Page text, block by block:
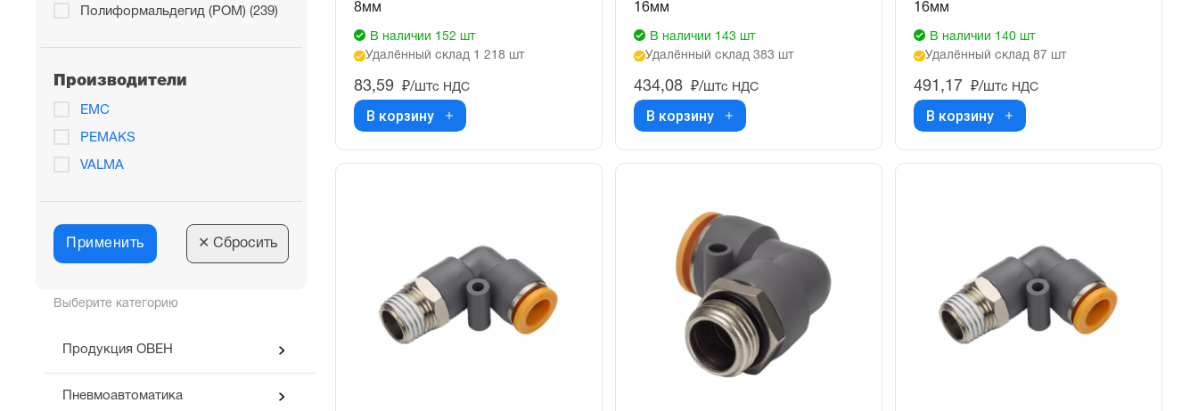
Выберите категорию
Продукция ОВЕН
Пневмоавтоматика
Полиформальдегид (POM) (239)
Производители
EMC
PEMAKS
VALMA
Применить ✕ Сбросить
8мм
В наличии 152 шт
Удалённый склад 1 218 шт
83,59 ₽/штс НДС
В корзину
16мм
В наличии 143 шт
Удалённый склад 383 шт
434,08 ₽/штс НДС
В корзину
16мм
В наличии 140 шт
Удалённый склад 87 шт
491,17 ₽/штс НДС
В корзину